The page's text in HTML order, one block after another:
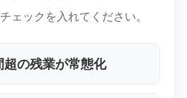
ェックを入れてください。
超の残業が常態化